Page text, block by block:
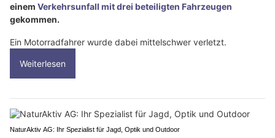
einem Verkehrsunfall mit drei beteiligten Fahrzeugen
gekommen.
Ein Motorradfahrer wurde dabei mittelschwer verletzt.
Weiterlesen
NaturAktiv AG: Ihr Spezialist für Jagd, Optik und Outdoor